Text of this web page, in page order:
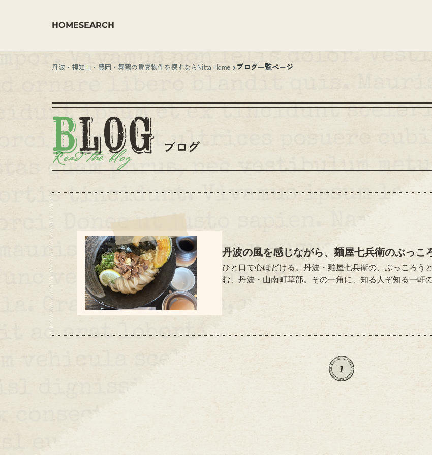
HOMESEARCH
丹波・福知山・豊岡・舞鶴の賃貸物件を探すならNitta Home ブログ一覧ページ
ブログ
丹波の風を感じながら、麺屋七兵衛のぶっこ
ひと口で心ほどける。丹波・麺屋七兵衛の、ぶっころう
む、丹波・山南町草部。その一角に、知る人ぞ知る一軒
れる理由はただひとつ。名物、ぶっころうどん。艶やか
ばしいかぼちゃの天ぷら。すりおろし生姜と刻みねぎが
け、生卵を絡めれば、味覚のすべてが目覚めるような、
ものに向き合う。そんな贅沢を知ってしまったら、きっ
報店名：麺屋七兵衛住所：兵庫県丹波市山南町草部239電
1